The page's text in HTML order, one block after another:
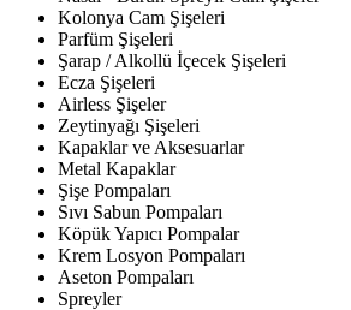
Kolonya Cam Şişeleri
Parfüm Şişeleri
Şarap / Alkollü İçecek Şişeleri
Ecza Şişeleri
Airless Şişeler
Zeytinyağı Şişeleri
Kapaklar ve Aksesuarlar
Metal Kapaklar
Şişe Pompaları
Sıvı Sabun Pompaları
Köpük Yapıcı Pompalar
Krem Losyon Pompaları
Aseton Pompaları
Spreyler